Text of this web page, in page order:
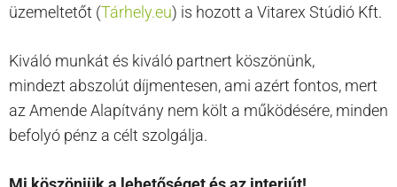
üzemeltetőt (Tárhely.eu) is hozott a Vitarex Stúdió Kft.
Kiváló munkát és kiváló partnert köszönünk,
mindezt abszolút díjmentesen, ami azért fontos, mert
az Amende Alapítvány nem költ a működésére, minden
befolyó pénz a célt szolgálja.